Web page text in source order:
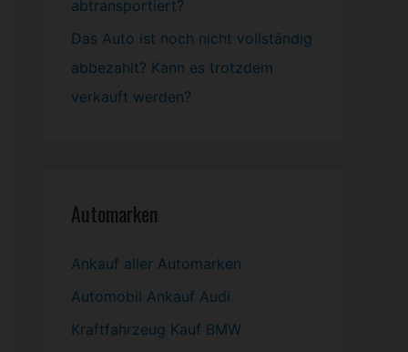
abtransportiert?
Das Auto ist noch nicht vollständig
abbezahlt? Kann es trotzdem
verkauft werden?
Automarken
Ankauf aller Automarken
Automobil Ankauf Audi
Kraftfahrzeug Kauf BMW